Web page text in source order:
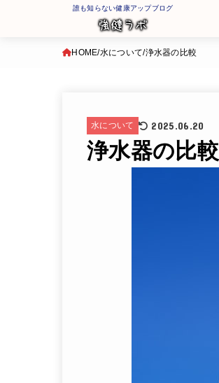
誰も知らない健康アップブログ
HOME 水について 浄水器の比較
水について 2025.06.20
浄水器の比較